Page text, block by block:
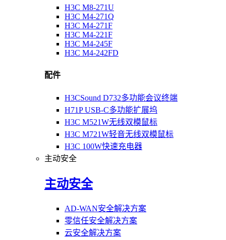
H3C M8-271U
H3C M4-271Q
H3C M4-271F
H3C M4-221F
H3C M4-245F
H3C M4-242FD
配件
H3CSound D732多功能会议终端
H71P USB-C多功能扩展坞
H3C M521W无线双模鼠标
H3C M721W轻音无线双模鼠标
H3C 100W快速充电器
主动安全
主动安全
AD-WAN安全解决方案
零信任安全解决方案
云安全解决方案